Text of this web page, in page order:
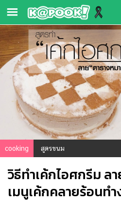
ข่าว-
ความ
รู้
ข่าว
ข่าว
บันเทิง
ตรวจ
หวย
ผล
บอล
สด
cooking สูตรขนม
วิธีทำเค้กไอศกรีม ล
เมนูเค้กคลายร้อนท